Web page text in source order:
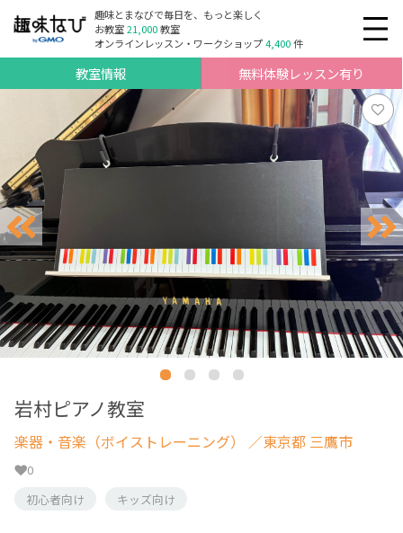
趣味とまなびで毎日を、もっと楽しく
お教室21,000教室
オンラインレッスン・ワークショップ4,400件
教室情報 無料体験レッスン有り
岩村ピアノ教室
楽器・音楽（ボイストレーニング） ／東京都 三鷹市
0
初心者向け
キッズ向け